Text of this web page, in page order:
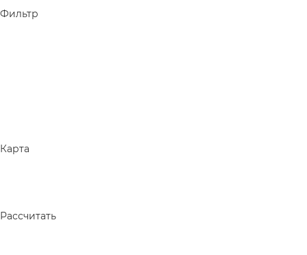
Фильтр
Карта
Рассчитать